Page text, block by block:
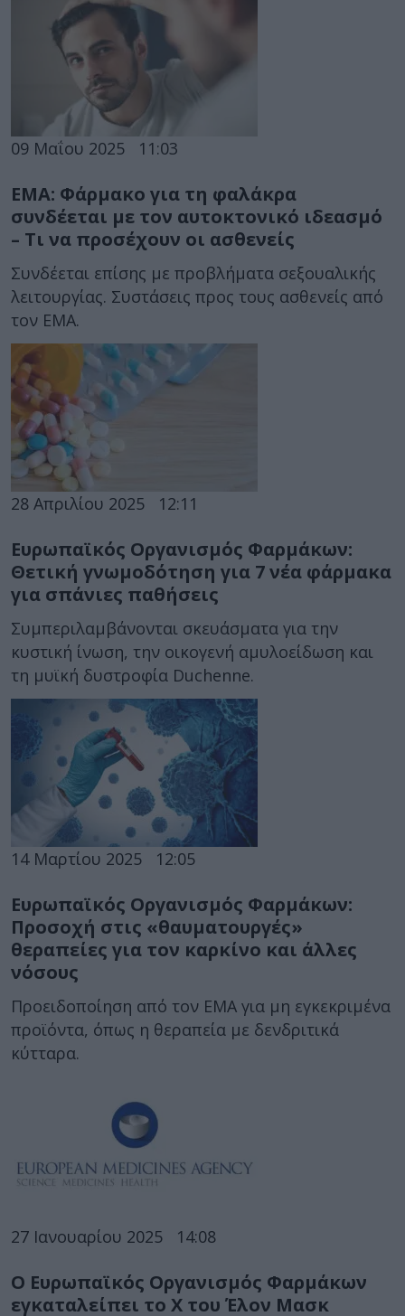
09 Μαΐου 2025 11:03
ΕΜΑ: Φάρμακο για τη φαλάκρα
συνδέεται με τον αυτοκτονικό ιδεασμό
– Τι να προσέχουν οι ασθενείς
Συνδέεται επίσης με προβλήματα σεξουαλικής
λειτουργίας. Συστάσεις προς τους ασθενείς από
τον ΕΜΑ.
28 Απριλίου 2025 12:11
Ευρωπαϊκός Οργανισμός Φαρμάκων:
Θετική γνωμοδότηση για 7 νέα φάρμακα
για σπάνιες παθήσεις
Συμπεριλαμβάνονται σκευάσματα για την
κυστική ίνωση, την οικογενή αμυλοείδωση και
τη μυϊκή δυστροφία Duchenne.
14 Μαρτίου 2025 12:05
Ευρωπαϊκός Οργανισμός Φαρμάκων:
Προσοχή στις «θαυματουργές»
θεραπείες για τον καρκίνο και άλλες
νόσους
Προειδοποίηση από τον ΕΜΑ για μη εγκεκριμένα
προϊόντα, όπως η θεραπεία με δενδριτικά
κύτταρα.
27 Ιανουαρίου 2025 14:08
Ο Ευρωπαϊκός Οργανισμός Φαρμάκων
εγκαταλείπει το Χ του Έλον Μασκ